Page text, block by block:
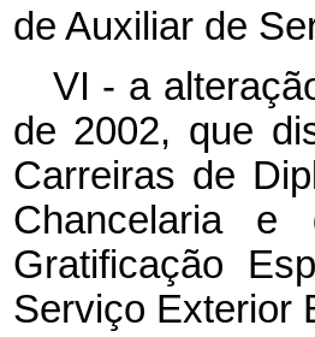
de Auxiliar de
VI - a
de 2002, que
Carreiras de
Chancelaria
Gratificação
Serviço Exterior